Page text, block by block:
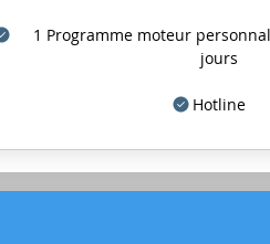
1 Programme moteur
jours
Hotline